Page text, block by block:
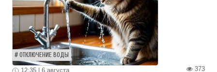
ОТКЛЮЧЕНИЕ ВОДЫ
373
12:35 | 6 августа